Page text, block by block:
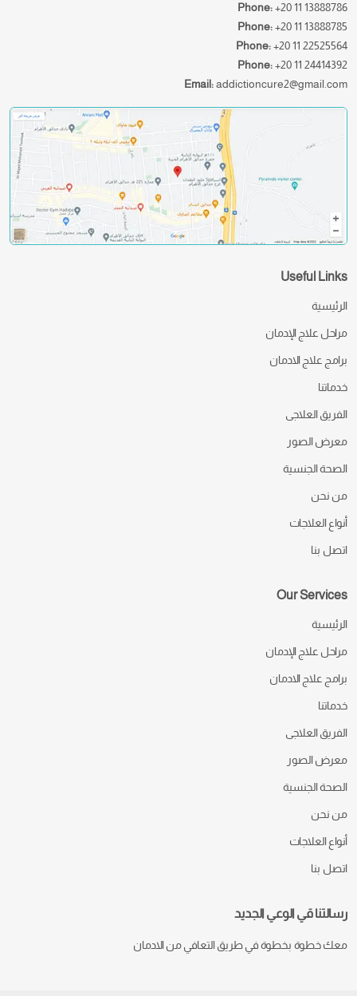
Phone:+20 11 13888786
Phone:+20 11 13888785
Phone:+20 11 22525564
Phone:+20 11 24414392
Email:addictioncure2@gmail.com
Useful Links
الرئيسية
مراحل علاج الإدمان
برامج علاج الادمان
خدماتنا
الفريق العلاجى
معرض الصور
الصحة الجنسية
من نحن
أنواع العلاجات
اتصل بنا
Our Services
الرئيسية
مراحل علاج الإدمان
برامج علاج الادمان
خدماتنا
الفريق العلاجى
معرض الصور
الصحة الجنسية
من نحن
أنواع العلاجات
اتصل بنا
رسالتنا قي الوعي الجديد
معك خطوة بخطوة في طريق التعافي من الادمان